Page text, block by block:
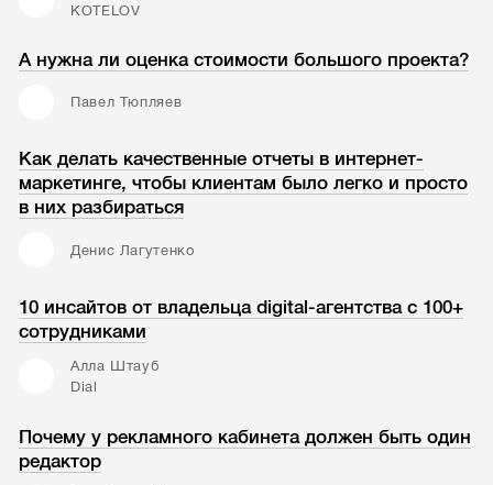
KOTELOV
А нужна ли оценка стоимости большого проекта?
Павел Тюпляев
Как делать качественные отчеты в интернет-
маркетинге, чтобы клиентам было легко и просто
в них разбираться
Денис Лагутенко
10 инсайтов от владельца digital-агентства с 100+
сотрудниками
Алла Штауб
Dial
Почему у рекламного кабинета должен быть один
редактор